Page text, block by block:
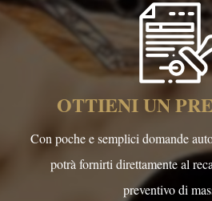
OTTIENI UN
Con poche e semplici domande
potrà fornirti direttamente al
preventivo di